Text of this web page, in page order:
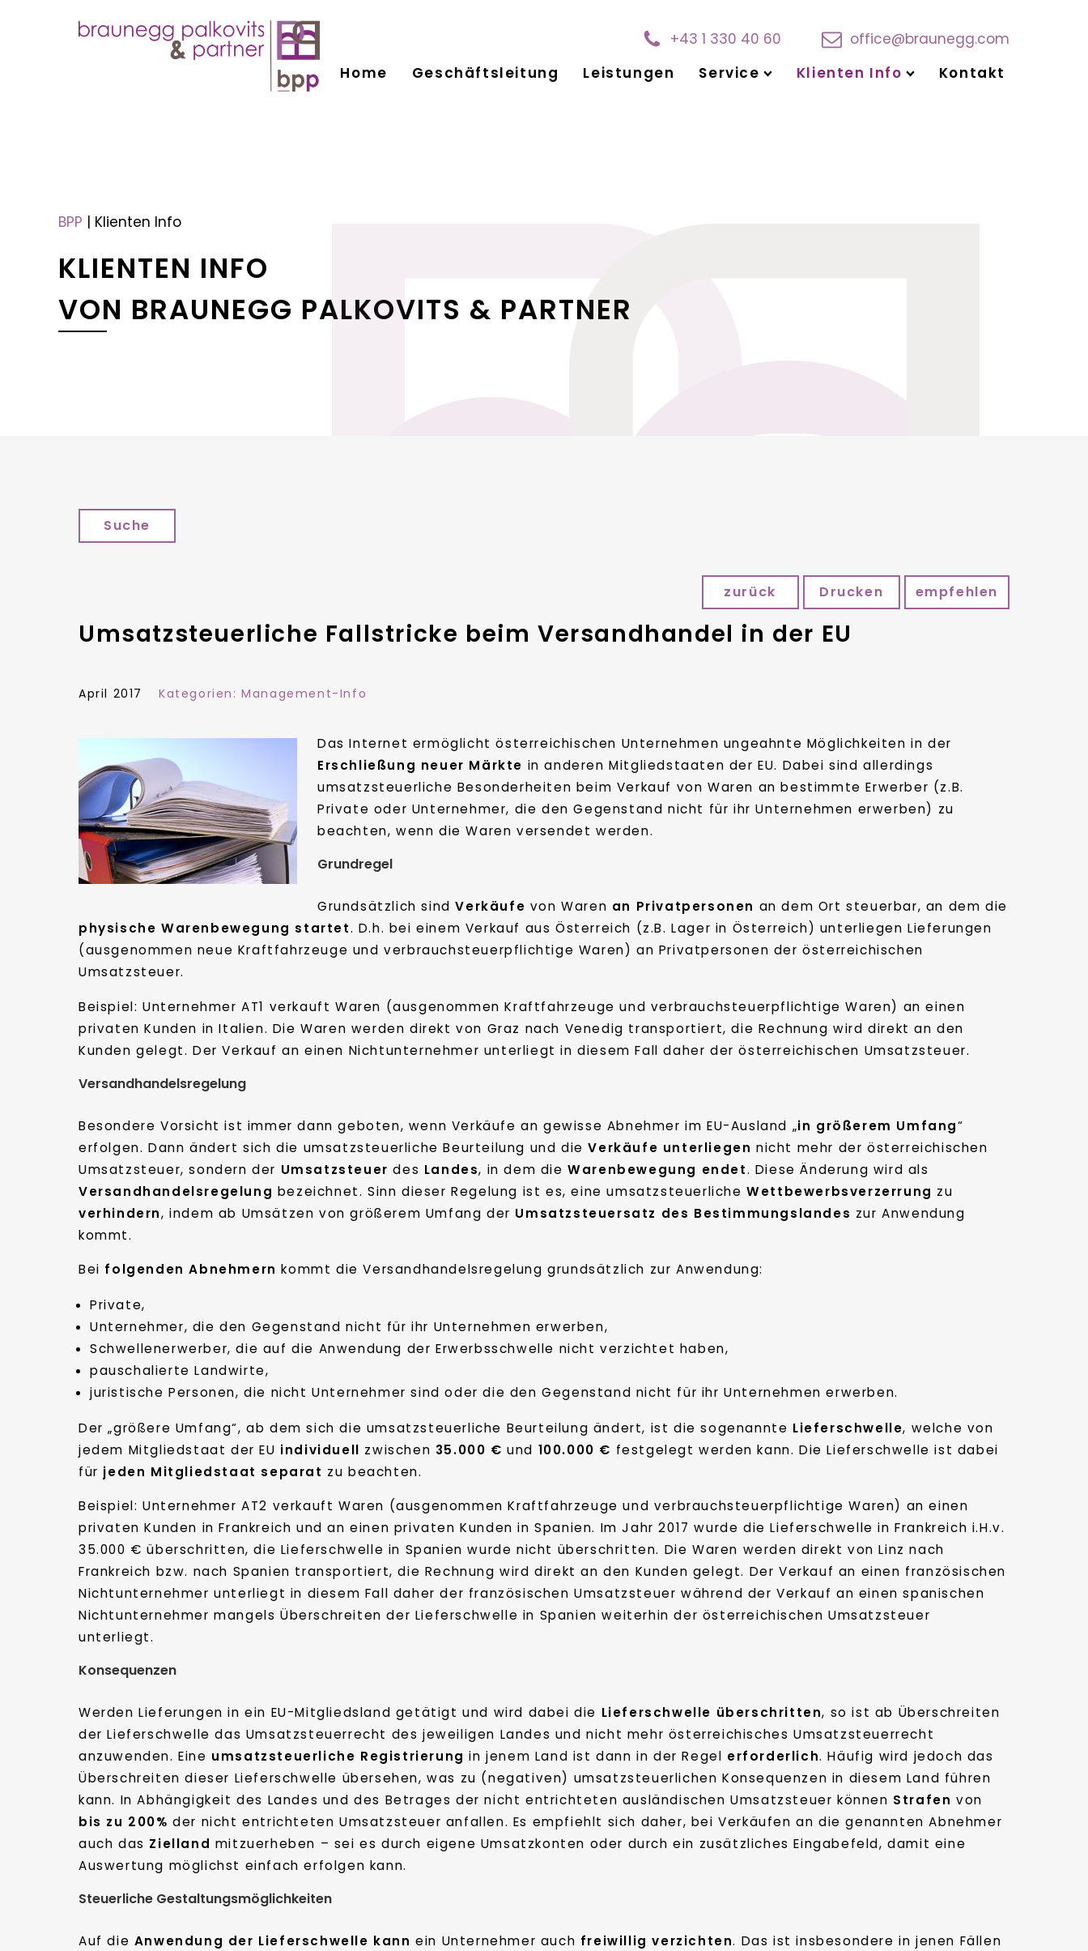
+43 1 330 40 60
office@braunegg.com
Home
Geschäftsleitung Leistungen Service Klienten Info Kontakt
BPP | Klienten Info
KLIENTEN INFO
VON BRAUNEGG PALKOVITS & PARTNER
Suche
zurück Drucken empfehlen
Umsatzsteuerliche Fallstricke beim Versandhandel in der EU
April 2017 Kategorien:Management-Info
Das Internet ermöglicht österreichischen Unternehmen ungeahnte Möglichkeiten in der
Erschließung neuer Märkte in anderen Mitgliedstaaten der EU. Dabei sind allerdings
umsatzsteuerliche Besonderheiten beim Verkauf von Waren an bestimmte Erwerber (z.B.
Private oder Unternehmer, die den Gegenstand nicht für ihr Unternehmen erwerben) zu
beachten, wenn die Waren versendet werden.
Grundregel
Grundsätzlich sindVerkäufe von Waren an Privatpersonen an dem Ort steuerbar, an dem die
physische Warenbewegung startet. D.h. bei einem Verkauf aus Österreich (z.B. Lager in Österreich) unterliegen Lieferungen
(ausgenommen neue Kraftfahrzeuge und verbrauchsteuerpflichtige Waren) an Privatpersonen der österreichischen
Umsatzsteuer.
Beispiel: Unternehmer AT1 verkauft Waren (ausgenommen Kraftfahrzeuge und verbrauchsteuerpflichtige Waren) an einen
privaten Kunden in Italien. Die Waren werden direkt von Graz nach Venedig transportiert, die Rechnung wird direkt an den
Kunden gelegt. Der Verkauf an einen Nichtunternehmer unterliegt in diesem Fall daher der österreichischen Umsatzsteuer.
Versandhandelsregelung
Besondere Vorsicht ist immer dann geboten, wenn Verkäufe an gewisse Abnehmer im EU-Ausland „in größerem Umfang“
erfolgen. Dann ändert sich die umsatzsteuerliche Beurteilung und dieVerkäufe unterliegen nicht mehr der österreichischen
Umsatzsteuer, sondern der Umsatzsteuer des Landes, in dem dieWarenbewegung endet. Diese Änderung wird als
Versandhandelsregelung bezeichnet. Sinn dieser Regelung ist es, eine umsatzsteuerlicheWettbewerbsverzerrung zu
verhindern, indem ab Umsätzen von größerem Umfang der Umsatzsteuersatz des Bestimmungslandes zur Anwendung
kommt.
Bei folgenden Abnehmern kommt die Versandhandelsregelung grundsätzlich zur Anwendung:
Private,
Unternehmer, die den Gegenstand nicht für ihr Unternehmen erwerben,
Schwellenerwerber, die auf die Anwendung der Erwerbsschwelle nicht verzichtet haben,
pauschalierte Landwirte,
juristische Personen, die nicht Unternehmer sind oder die den Gegenstand nicht für ihr Unternehmen erwerben.
Der „größere Umfang“, ab dem sich die umsatzsteuerliche Beurteilung ändert, ist die sogenannte Lieferschwelle, welche von
jedem Mitgliedstaat der EU individuell zwischen 35.000 € und 100.000 € festgelegt werden kann. Die Lieferschwelle ist dabei
für jeden Mitgliedstaat separat zu beachten.
Beispiel: Unternehmer AT2 verkauft Waren (ausgenommen Kraftfahrzeuge und verbrauchsteuerpflichtige Waren) an einen
privaten Kunden in Frankreich und an einen privaten Kunden in Spanien. Im Jahr 2017 wurde die Lieferschwelle in Frankreich i.H.v.
35.000 € überschritten, die Lieferschwelle in Spanien wurde nicht überschritten. Die Waren werden direkt von Linz nach
Frankreich bzw. nach Spanien transportiert, die Rechnung wird direkt an den Kunden gelegt. Der Verkauf an einen französischen
Nichtunternehmer unterliegt in diesem Fall daher der französischen Umsatzsteuer während der Verkauf an einen spanischen
Nichtunternehmer mangels Überschreiten der Lieferschwelle in Spanien weiterhin der österreichischen Umsatzsteuer
unterliegt.
Konsequenzen
Werden Lieferungen in ein EU-Mitgliedsland getätigt und wird dabei die Lieferschwelle überschritten, so ist ab Überschreiten
der Lieferschwelle das Umsatzsteuerrecht des jeweiligen Landes und nicht mehr österreichisches Umsatzsteuerrecht
anzuwenden. Eine umsatzsteuerliche Registrierung in jenem Land ist dann in der Regel erforderlich. Häufig wird jedoch das
Überschreiten dieser Lieferschwelle übersehen, was zu (negativen) umsatzsteuerlichen Konsequenzen in diesem Land führen
kann. In Abhängigkeit des Landes und des Betrages der nicht entrichteten ausländischen Umsatzsteuer können Strafen von
bis zu 200% der nicht entrichteten Umsatzsteuer anfallen. Es empfiehlt sich daher, bei Verkäufen an die genannten Abnehmer
auch das Zielland mitzuerheben – sei es durch eigene Umsatzkonten oder durch ein zusätzliches Eingabefeld, damit eine
Auswertung möglichst einfach erfolgen kann.
Steuerliche Gestaltungsmöglichkeiten
Auf die Anwendung der Lieferschwelle kann ein Unternehmer auch freiwillig verzichten. Das ist insbesondere in jenen Fällen